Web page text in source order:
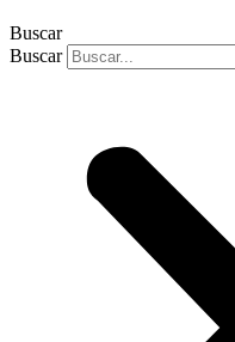
Buscar
Buscar